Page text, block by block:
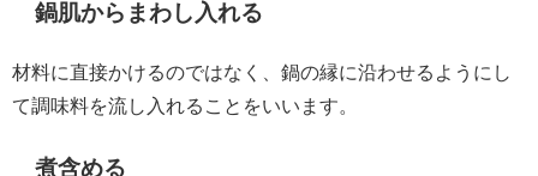
鍋肌からまわし入れる
材料に直接かけるのではなく、鍋の縁に沿わせるようにし
て調味料を流し入れることをいいます。
煮含める